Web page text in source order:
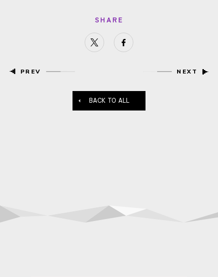
SHARE
PREV NEXT
BACK TO ALL